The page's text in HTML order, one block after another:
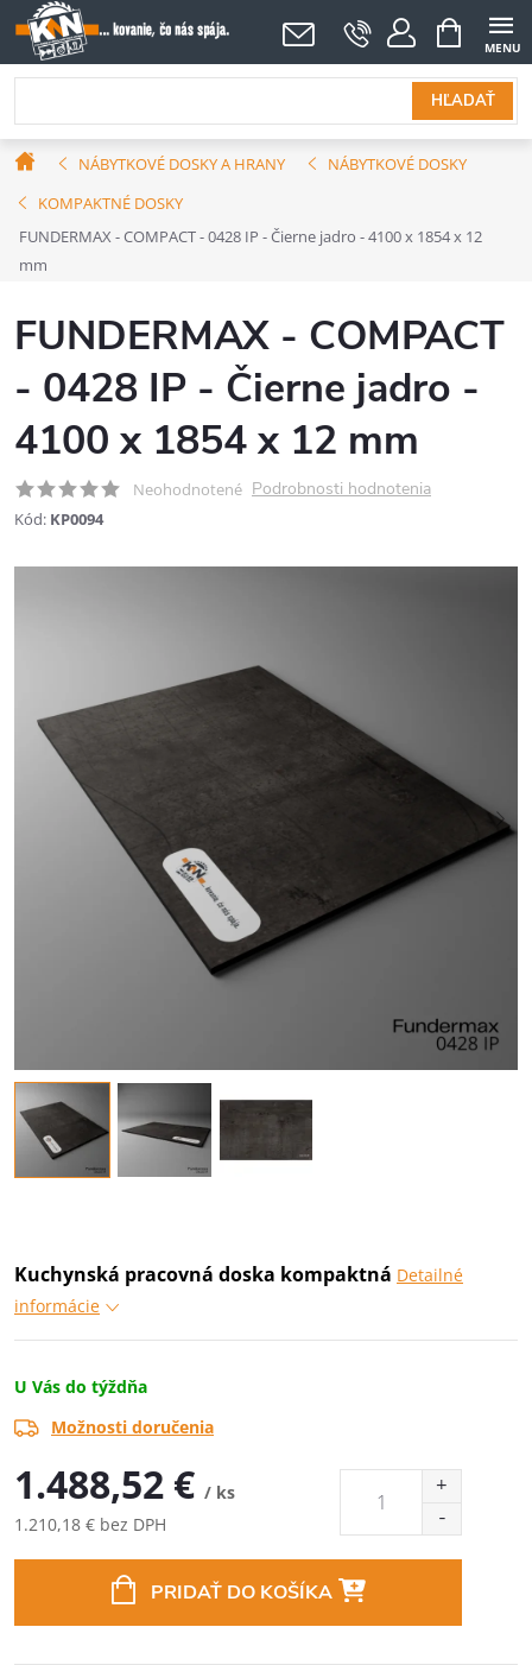
Prejsť
na
obsah
HĽADAŤ
NÁKUPNÝ
KOŠÍK
DomovNÁBYTKOVÉ DOSKY A HRANY
NÁBYTKOVÉ DOSKY
KOMPAKTNÉ DOSKY
FUNDERMAX - COMPACT - 0428 IP - Čierne jadro - 4100 x 1854 x 12
mm
FUNDERMAX - COMPACT
- 0428 IP - Čierne jadro -
4100 x 1854 x 12 mm
Neohodnotené Podrobnosti hodnotenia
Kód: KP0094
Kuchynská pracovná doska kompaktná Detailné
informácie
U Vás do týždňa
Možnosti doručenia
1.488,52 € / ks
1.210,18 € bez DPH
PRIDAŤ DO KOŠÍKA